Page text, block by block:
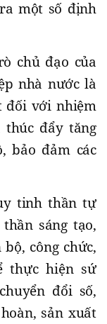
một số định
chủ đạo của
nhà nước là
đối với nhiệm
đẩy tăng
bảo đảm các
tinh thần tự
sáng tạo,
công chức,
thực hiện sứ
đổi số,
sản xuất